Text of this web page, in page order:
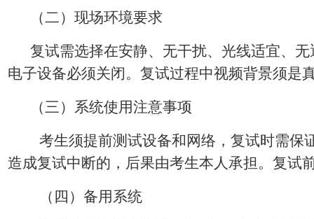
（二）现场环境要求
复试需选择在安静、无干扰、光线适宜、
电子设备必须关闭。复试过程中视频背景须是
（三）系统使用注意事项
考生须提前测试设备和网络，复试时需保
造成复试中断的，后果由考生本人承担。复试
（四）备用系统